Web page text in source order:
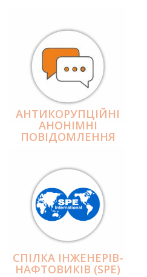
АНТИКОРУПЦІЙНІ
АНОНІМНІ
ПОВІДОМЛЕННЯ
СПІЛКА ІНЖЕНЕРІВ-
НАФТОВИКІВ (SPE)